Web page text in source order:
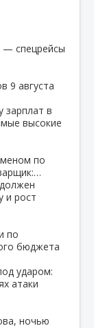
— спецрейсы
9 августа
зарплат в
высокие
по
и рост
по
бюджета
ударом:
атаки
ночью